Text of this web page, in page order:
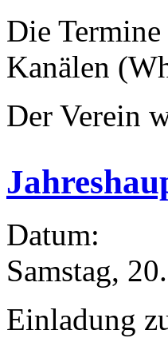
Die
Kanälen
Der Verein
Datum:
Samstag,
Einladung